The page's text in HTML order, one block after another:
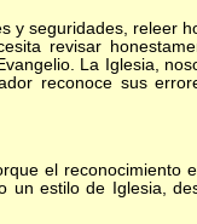
seguridades, releer
revisar
La Iglesia,
reconoce sus
el reconocimiento
un estilo de Iglesia,